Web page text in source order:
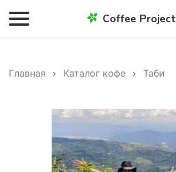
Coffee Project
Главная Каталог кофе Таби